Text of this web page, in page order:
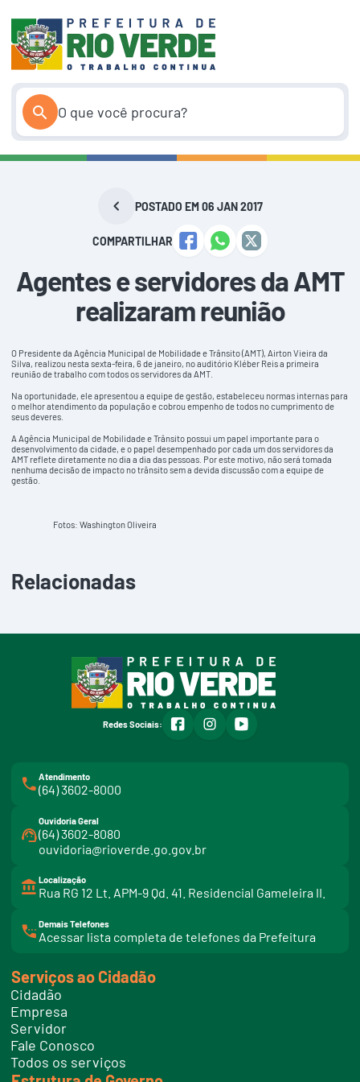
conteúdo
POSTADO EM 06 JAN 2017
COMPARTILHAR
Agentes e servidores da AMT
realizaram reunião
O Presidente da Agência Municipal de Mobilidade e Trânsito (AMT), Airton Vieira da
Silva, realizou nesta sexta-feira, 6 de janeiro, no auditório Kléber Reis a primeira
reunião de trabalho com todos os servidores da AMT.
Na oportunidade, ele apresentou a equipe de gestão, estabeleceu normas internas para
o melhor atendimento da população e cobrou empenho de todos no cumprimento de
seus deveres.
A Agência Municipal de Mobilidade e Trânsito possui um papel importante para o
desenvolvimento da cidade, e o papel desempenhado por cada um dos servidores da
AMT reflete diretamente no dia a dia das pessoas. Por este motivo, não será tomada
nenhuma decisão de impacto no trânsito sem a devida discussão com a equipe de
gestão.
Fotos: Washington Oliveira
Relacionadas
Redes Sociais: facebookinstagramyoutube
Atendimento
(64) 3602-8000
Ouvidoria Geral
(64) 3602-8080
ouvidoria@rioverde.go.gov.br
Localização
Rua RG 12 Lt. APM-9 Qd. 41. Residencial Gameleira II.
Demais Telefones
Acessar lista completa de telefones da Prefeitura
i
t
e
l
f
o
e
s
Serviços ao Cidadão
Cidadão
Empresa
Servidor
Fale Conosco
Todos os serviços